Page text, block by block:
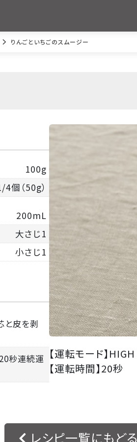
りんごといちごのスムージー
【運転モード】 HIGH
【運転時間】20秒
100g
4個（50g）
200mL
大さじ1
小さじ1
と皮を剥
秒連続運
レシピ一覧にもどる